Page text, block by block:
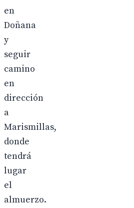
en
Doñana
y
seguir
camino
en
dirección
a
Marismillas,
donde
tendrá
lugar
el
almuerzo.